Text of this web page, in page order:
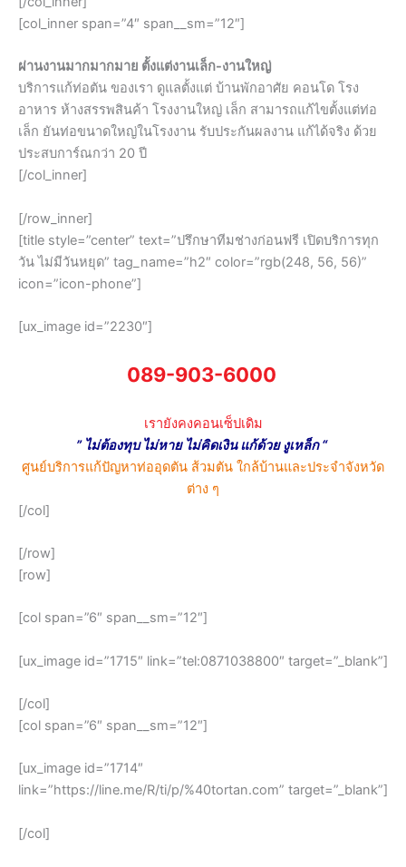
[col_inner span=”4″ span__sm=”12″]
ผ่านงานมากมากมาย ตั้งแต่งานเล็ก-งานใหญ่
บริการแก้ท่อตัน ของเรา ดูแลตั้งแต่ บ้านพักอาศัย คอนโด โรง
อาหาร ห้างสรรพสินค้า โรงงานใหญ่ เล็ก สามารถแก้ไขตั้งแต่ท่อ
เล็ก ยันท่อขนาดใหญ่ในโรงงาน รับประกันผลงาน แก้ได้จริง ด้วย
ประสบการ์ณกว่า 20 ปี
[/col_inner]
[/row_inner]
[title style=”center” text=”ปรึกษาทีมช่างก่อนฟรี เปิดบริการทุก
วัน ไม่มีวันหยุด” tag_name=”h2″ color=”rgb(248, 56, 56)”
icon=”icon-phone”]
[ux_image id=”2230″]
089-903-6000
เรายังคงคอนเซ็ปเดิม
” ไม่ต้องทุบ ไม่หาย ไม่คิดเงิน แก้ด้วย งูเหล็ก “
ศูนย์บริการแก้ปัญหาท่ออุดตัน ส้วมตัน ใกล้บ้านและประจำจังหวัด
ต่าง ๆ
[/col]
[/row]
[row]
[col span=”6″ span__sm=”12″]
[ux_image id=”1715″ link=”tel:0871038800″ target=”_blank”]
[/col]
[col span=”6″ span__sm=”12″]
[ux_image id=”1714″
link=”https://line.me/R/ti/p/%40tortan.com” target=”_blank”]
[/col]